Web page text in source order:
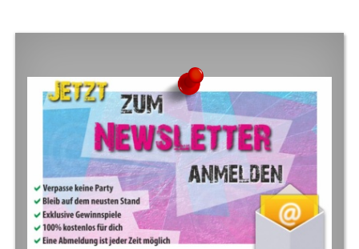
FOOTER SIDEBAR